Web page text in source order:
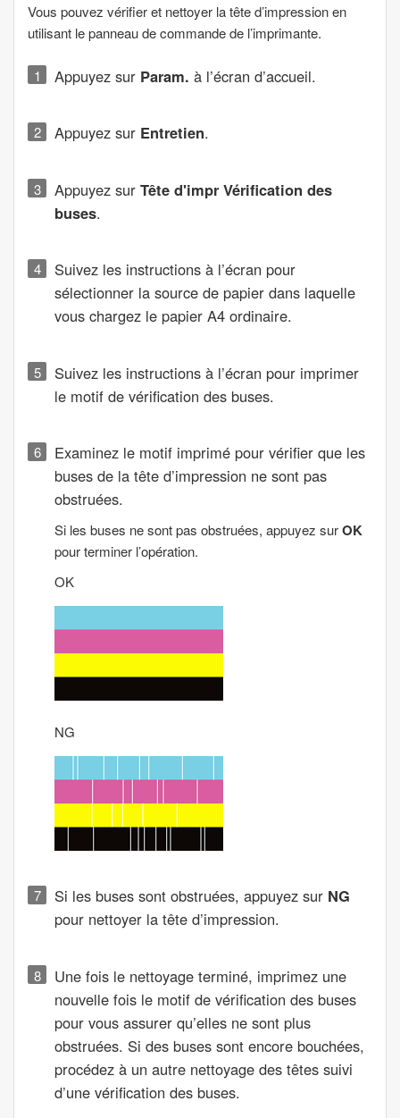
Vous pouvez vérifier et nettoyer la tête d’impression en
utilisant le panneau de commande de l’imprimante.
Appuyez sur Param. à l’écran d’accueil.
Appuyez sur Entretien.
Appuyez sur Tête d'impr Vérification des
buses.
Suivez les instructions à l’écran pour
sélectionner la source de papier dans laquelle
vous chargez le papier A4 ordinaire.
Suivez les instructions à l’écran pour imprimer
le motif de vérification des buses.
Examinez le motif imprimé pour vérifier que les
buses de la tête d’impression ne sont pas
obstruées.
Si les buses ne sont pas obstruées, appuyez surOK
pour terminer l’opération.
OK
NG
Si les buses sont obstruées, appuyez sur NG
pour nettoyer la tête d’impression.
Une fois le nettoyage terminé, imprimez une
nouvelle fois le motif de vérification des buses
pour vous assurer qu’elles ne sont plus
obstruées. Si des buses sont encore bouchées,
procédez à un autre nettoyage des têtes suivi
d’une vérification des buses.